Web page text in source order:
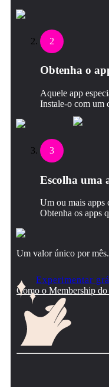
2
Obtenha o
Aquele app
Instale‑o com um
3
Escolha uma
Um ou mais apps
Obtenha os apps
Um valor único por
Experimentar
Como o Membership